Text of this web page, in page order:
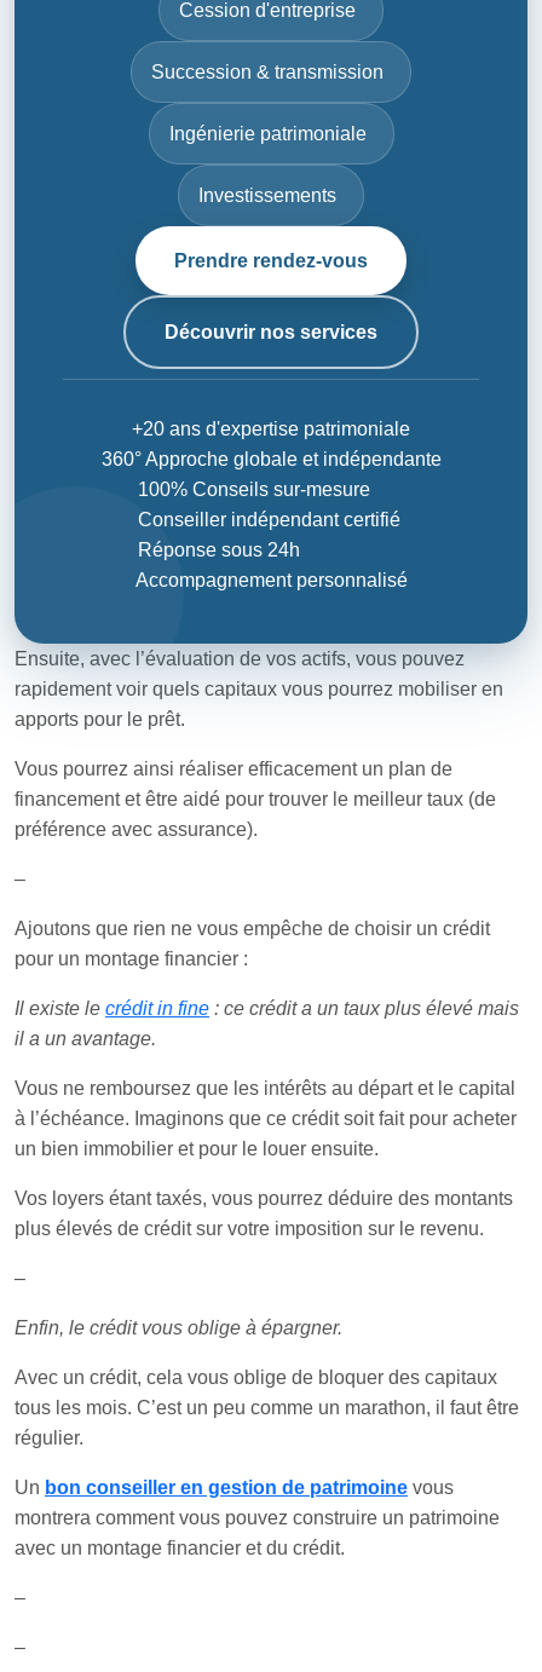
Cession d'entreprise
Succession & transmission
Ingénierie patrimoniale
Investissements
Prendre rendez-vous
Découvrir nos services
+20 ans d'expertise patrimoniale
360° Approche globale et indépendante
100% Conseils sur-mesure
Conseiller indépendant certifié
Réponse sous 24h
Accompagnement personnalisé
Ensuite, avec l’évaluation de vos actifs, vous pouvez
rapidement voir quels capitaux vous pourrez mobiliser en
apports pour le prêt.
Vous pourrez ainsi réaliser efficacement un plan de
financement et être aidé pour trouver le meilleur taux (de
préférence avec assurance).
–
Ajoutons que rien ne vous empêche de choisir un crédit
pour un montage financier :
Il existe le crédit in fine : ce crédit a un taux plus élevé mais
il a un avantage.
Vous ne remboursez que les intérêts au départ et le capital
à l’échéance. Imaginons que ce crédit soit fait pour acheter
un bien immobilier et pour le louer ensuite.
Vos loyers étant taxés, vous pourrez déduire des montants
plus élevés de crédit sur votre imposition sur le revenu.
–
Enfin, le crédit vous oblige à épargner.
Avec un crédit, cela vous oblige de bloquer des capitaux
tous les mois. C’est un peu comme un marathon, il faut être
régulier.
Un bon conseiller en gestion de patrimoine vous
montrera comment vous pouvez construire un patrimoine
avec un montage financier et du crédit.
–
–